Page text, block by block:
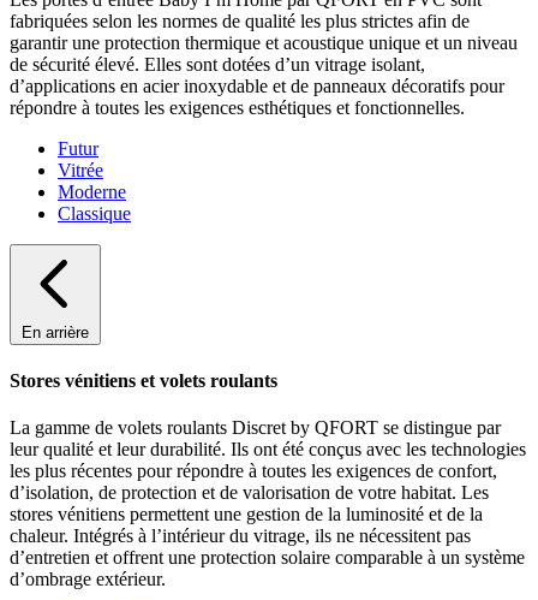
fabriquées selon les normes de qualité les plus strictes afin de
garantir une protection thermique et acoustique unique et un niveau
de sécurité élevé. Elles sont dotées d’un vitrage isolant,
d’applications en acier inoxydable et de panneaux décoratifs pour
répondre à toutes les exigences esthétiques et fonctionnelles.
Futur
Vitrée
Moderne
Classique
En arrière
Stores vénitiens et volets roulants
La gamme de volets roulants Discret by QFORT se distingue par
leur qualité et leur durabilité. Ils ont été conçus avec les technologies
les plus récentes pour répondre à toutes les exigences de confort,
d’isolation, de protection et de valorisation de votre habitat. Les
stores vénitiens permettent une gestion de la luminosité et de la
chaleur. Intégrés à l’intérieur du vitrage, ils ne nécessitent pas
d’entretien et offrent une protection solaire comparable à un système
d’ombrage extérieur.